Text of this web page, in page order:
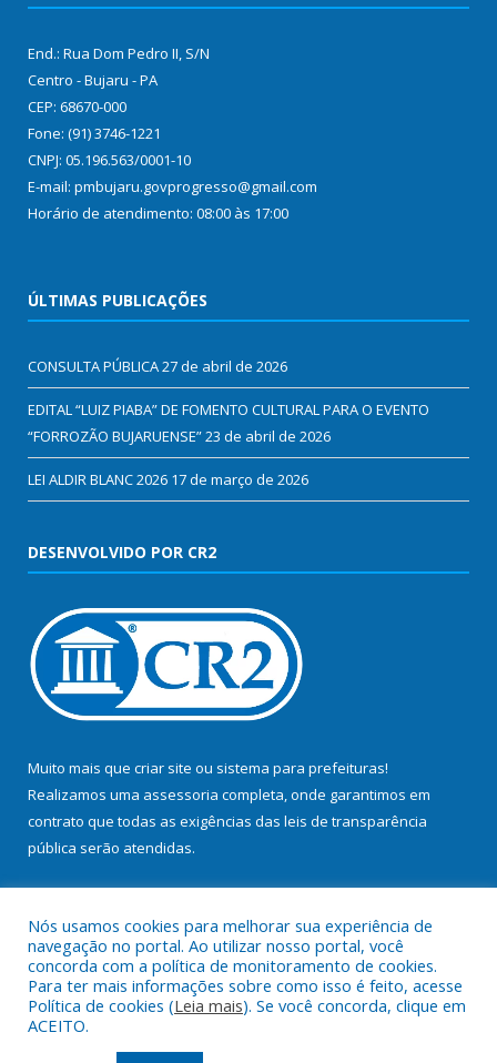
End.: Rua Dom Pedro II, S/N
Centro - Bujaru - PA
CEP: 68670-000
Fone: (91) 3746-1221
CNPJ: 05.196.563/0001-10
E-mail: pmbujaru.govprogresso@gmail.com
Horário de atendimento: 08:00 às 17:00
ÚLTIMAS PUBLICAÇÕES
CONSULTA PÚBLICA27 de abril de 2026
EDITAL “LUIZ PIABA” DE FOMENTO CULTURAL PARA O EVENTO
“FORROZÃO BUJARUENSE”23 de abril de 2026
LEI ALDIR BLANC 2026 17 de março de 2026
DESENVOLVIDO POR CR2
Muito mais que criar site ou sistema para prefeituras!
Realizamos uma assessoria completa, onde garantimos em
contrato que todas as exigências das leis de transparência
pública serão atendidas.
Todos os direitos reservados a Prefeitura Municipal de Bujaru.
Nós usamos cookies para melhorar sua experiência de
navegação no portal. Ao utilizar nosso portal, você
concorda com a política de monitoramento de cookies.
Para ter mais informações sobre como isso é feito, acesse
Política de cookies (Leia mais). Se você concorda, clique em
ACEITO.